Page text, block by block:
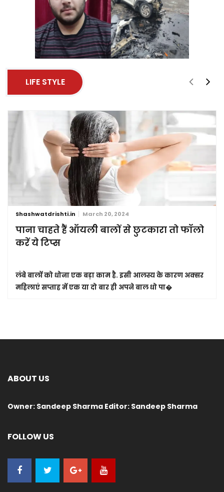
LIFE STYLE
Shashwatdrishti.in March 20, 2024
पाना चाहते हैं ऑयली बालों से छुटकारा तो फॉलो
करें ये टिप्स
लंबे बालों को धोना एक बड़ा काम है. इसी आलस्य के कारण अक्सर
महिलाएं सप्ताह में एक या दो बार ही अपने बाल धो पा�
ABOUT US
Owner: Sandeep Sharma Editor: Sandeep Sharma
FOLLOW US